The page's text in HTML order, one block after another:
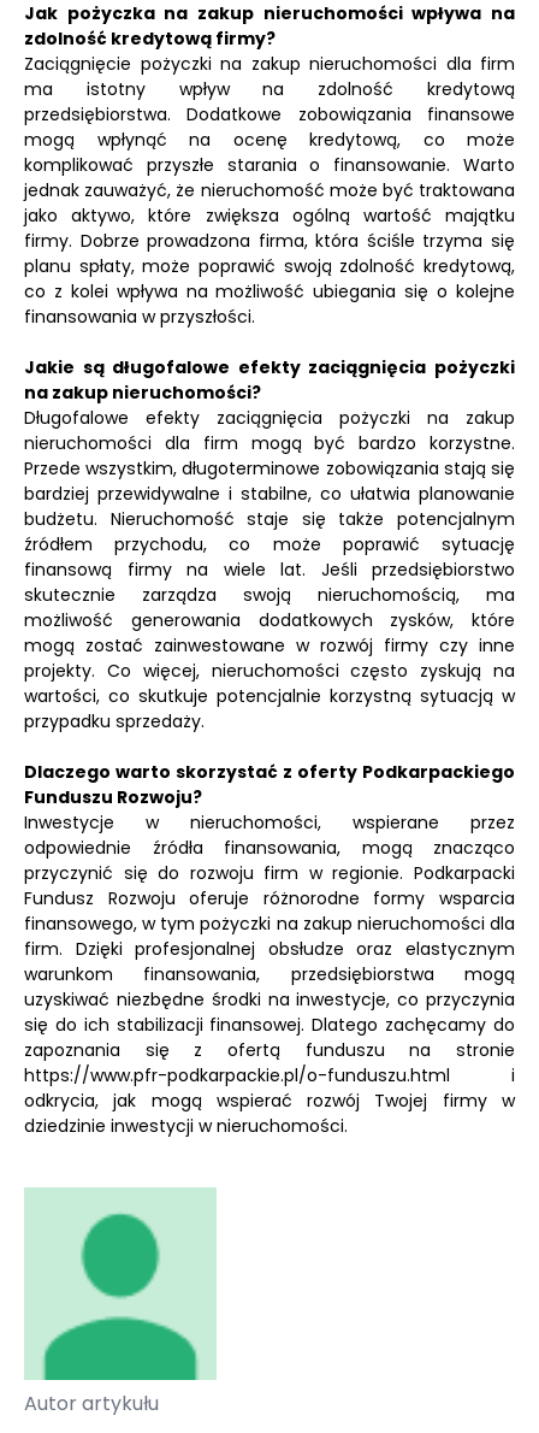
Jak pożyczka na zakup nieruchomości wpływa na
zdolność kredytową firmy?
Zaciągnięcie pożyczki na zakup nieruchomości dla firm
ma istotny wpływ na zdolność kredytową
przedsiębiorstwa. Dodatkowe zobowiązania finansowe
mogą wpłynąć na ocenę kredytową, co może
komplikować przyszłe starania o finansowanie. Warto
jednak zauważyć, że nieruchomość może być traktowana
jako aktywo, które zwiększa ogólną wartość majątku
firmy. Dobrze prowadzona firma, która ściśle trzyma się
planu spłaty, może poprawić swoją zdolność kredytową,
co z kolei wpływa na możliwość ubiegania się o kolejne
finansowania w przyszłości.
Jakie są długofalowe efekty zaciągnięcia pożyczki
na zakup nieruchomości?
Długofalowe efekty zaciągnięcia pożyczki na zakup
nieruchomości dla firm mogą być bardzo korzystne.
Przede wszystkim, długoterminowe zobowiązania stają się
bardziej przewidywalne i stabilne, co ułatwia planowanie
budżetu. Nieruchomość staje się także potencjalnym
źródłem przychodu, co może poprawić sytuację
finansową firmy na wiele lat. Jeśli przedsiębiorstwo
skutecznie zarządza swoją nieruchomością, ma
możliwość generowania dodatkowych zysków, które
mogą zostać zainwestowane w rozwój firmy czy inne
projekty. Co więcej, nieruchomości często zyskują na
wartości, co skutkuje potencjalnie korzystną sytuacją w
przypadku sprzedaży.
Dlaczego warto skorzystać z oferty Podkarpackiego
Funduszu Rozwoju?
Inwestycje w nieruchomości, wspierane przez
odpowiednie źródła finansowania, mogą znacząco
przyczynić się do rozwoju firm w regionie. Podkarpacki
Fundusz Rozwoju oferuje różnorodne formy wsparcia
finansowego, w tym pożyczki na zakup nieruchomości dla
firm. Dzięki profesjonalnej obsłudze oraz elastycznym
warunkom finansowania, przedsiębiorstwa mogą
uzyskiwać niezbędne środki na inwestycje, co przyczynia
się do ich stabilizacji finansowej. Dlatego zachęcamy do
zapoznania się z ofertą funduszu na stronie
https://www.pfr-podkarpackie.pl/o-funduszu.html i
odkrycia, jak mogą wspierać rozwój Twojej firmy w
dziedzinie inwestycji w nieruchomości.
Autor artykułu